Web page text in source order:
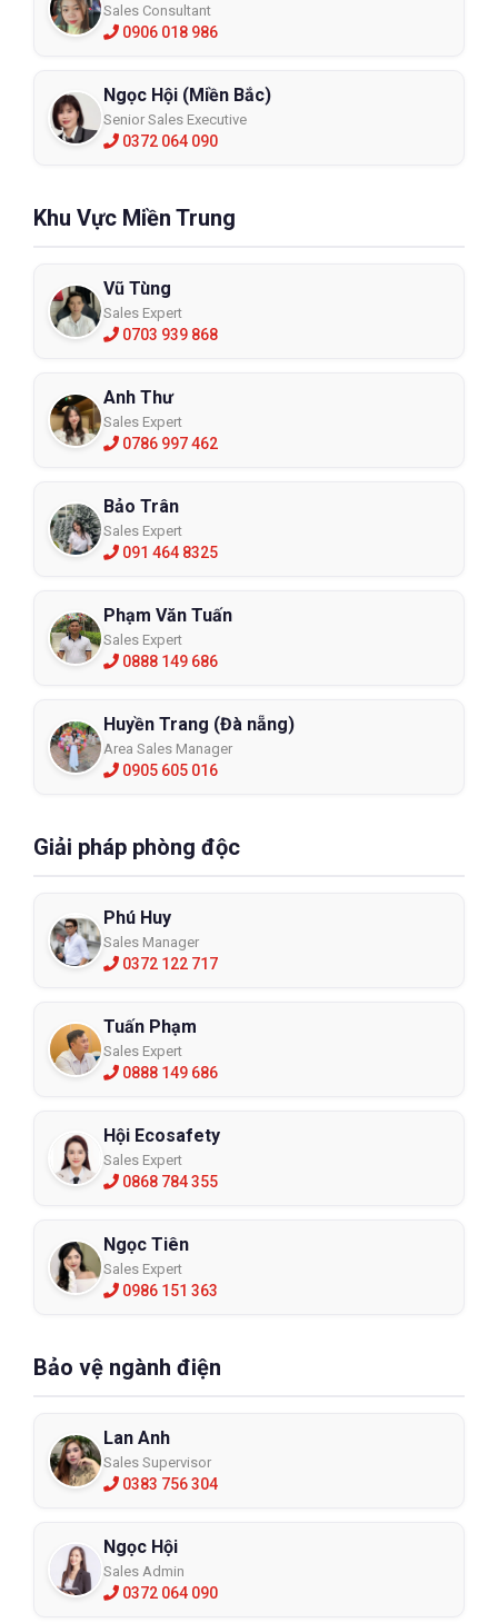
Sales Consultant
0906 018 986
Ngọc Hội (Miền Bắc)
Senior Sales Executive
0372 064 090
Khu Vực Miền Trung
Vũ Tùng
Sales Expert
0703 939 868
Anh Thư
Sales Expert
0786 997 462
Bảo Trân
Sales Expert
091 464 8325
Phạm Văn Tuấn
Sales Expert
0888 149 686
Huyền Trang (Đà nẵng)
Area Sales Manager
0905 605 016
Giải pháp phòng độc
Phú Huy
Sales Manager
0372 122 717
Tuấn Phạm
Sales Expert
0888 149 686
Hội Ecosafety
Sales Expert
0868 784 355
Ngọc Tiên
Sales Expert
0986 151 363
Bảo vệ ngành điện
Lan Anh
Sales Supervisor
0383 756 304
Ngọc Hội
Sales Admin
0372 064 090